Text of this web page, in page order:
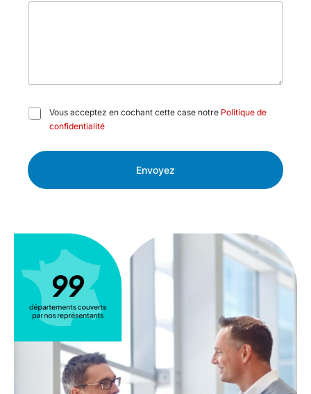
C
s
à
Vous acceptez en cochant cette case notre Politique de
confidentialité
Envoyez